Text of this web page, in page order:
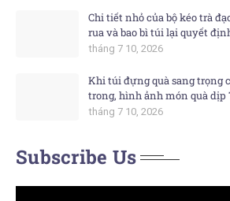
Chi tiết nhỏ của bộ kéo trà
rua và bao bì túi lại quyết
tháng 7 10, 2026
Khi túi đựng quà sang trọng
trong, hình ảnh món quà dịp
tháng 7 10, 2026
Subscribe Us